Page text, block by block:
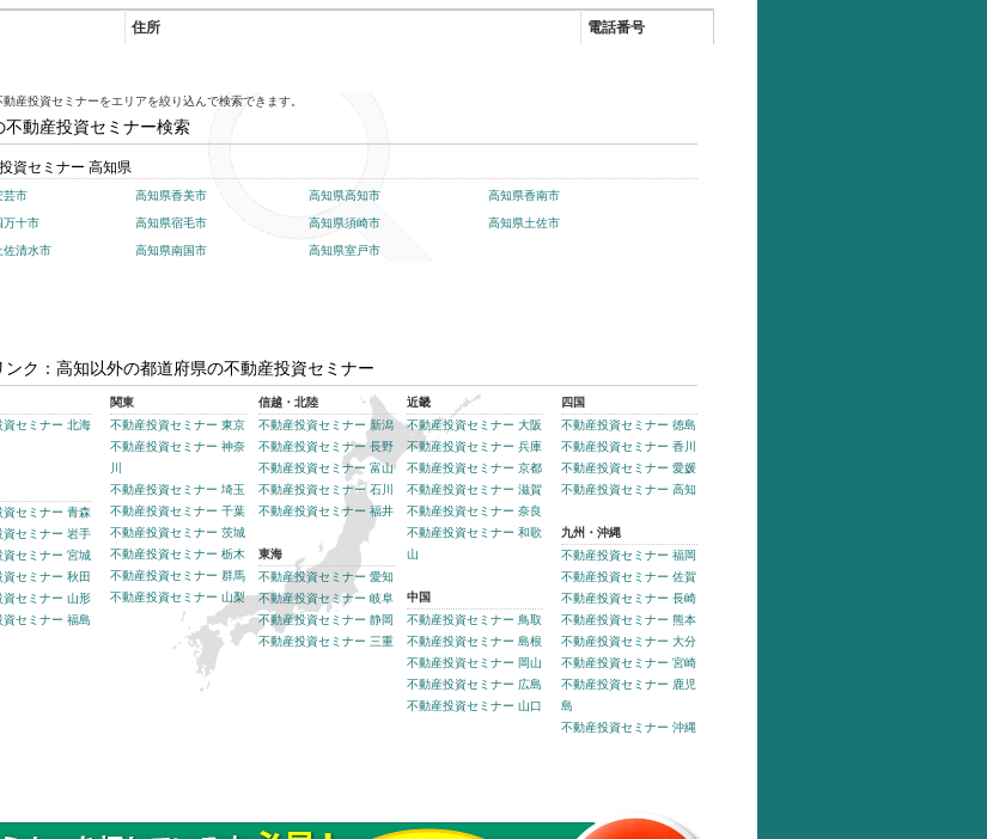
住所 電話番号
動産投資セミナーをエリアを絞り込んで検索できます。
不動産投資セミナー検索
資セミナー 高知県
芸市 高知県香美市 高知県高知市 高知県香南市
万十市 高知県宿毛市 高知県須崎市 高知県土佐市
佐清水市 高知県南国市 高知県室戸市
ンク：高知以外の都道府県の不動産投資セミナー
資セミナー 北海
資セミナー 青森
資セミナー 岩手
資セミナー 宮城
資セミナー 秋田
資セミナー 山形
資セミナー 福島
関東
不動産投資セミナー 東京
不動産投資セミナー 神奈
川
不動産投資セミナー 埼玉
不動産投資セミナー 千葉
不動産投資セミナー 茨城
不動産投資セミナー 栃木
不動産投資セミナー 群馬
不動産投資セミナー 山梨
信越・北陸
不動産投資セミナー 新潟
不動産投資セミナー 長野
不動産投資セミナー 富山
不動産投資セミナー 石川
不動産投資セミナー 福井
東海
不動産投資セミナー 愛知
不動産投資セミナー 岐阜
不動産投資セミナー 静岡
不動産投資セミナー 三重
近畿
不動産投資セミナー 大阪
不動産投資セミナー 兵庫
不動産投資セミナー 京都
不動産投資セミナー 滋賀
不動産投資セミナー 奈良
不動産投資セミナー 和歌
山
中国
不動産投資セミナー 鳥取
不動産投資セミナー 島根
不動産投資セミナー 岡山
不動産投資セミナー 広島
不動産投資セミナー 山口
四国
不動産投資セミナー 徳島
不動産投資セミナー 香川
不動産投資セミナー 愛媛
不動産投資セミナー 高知
九州・沖縄
不動産投資セミナー 福岡
不動産投資セミナー 佐賀
不動産投資セミナー 長崎
不動産投資セミナー 熊本
不動産投資セミナー 大分
不動産投資セミナー 宮崎
不動産投資セミナー 鹿児
島
不動産投資セミナー 沖縄